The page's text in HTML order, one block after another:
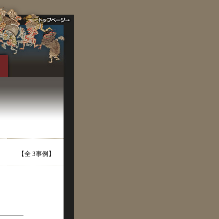
【全 3事例】